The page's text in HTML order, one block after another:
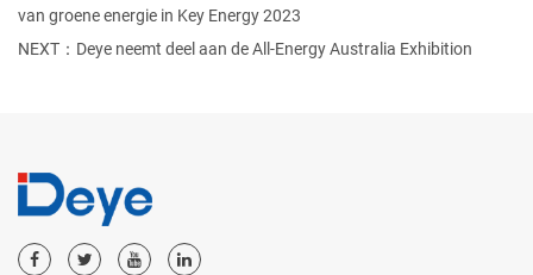
van groene energie in Key Energy 2023
NEXT：Deye neemt deel aan de All-Energy Australia Exhibition